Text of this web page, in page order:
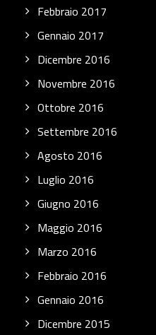
Febbraio 2017
Gennaio 2017
Dicembre 2016
Novembre 2016
Ottobre 2016
Settembre 2016
Agosto 2016
Luglio 2016
Giugno 2016
Maggio 2016
Marzo 2016
Febbraio 2016
Gennaio 2016
Dicembre 2015